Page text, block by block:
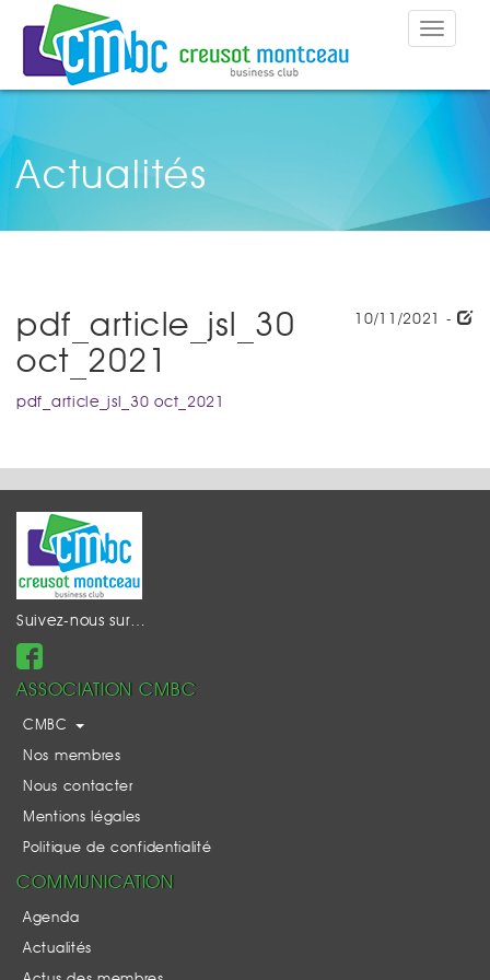
Toggle
Actualités
10/11/2021 -
pdf_article_jsl_30
oct_2021
pdf_article_jsl_30 oct_2021
Suivez-nous sur…
ASSOCIATION CMBC
CMBC
Nos membres
Nous contacter
Mentions légales
Politique de confidentialité
COMMUNICATION
Agenda
Actualités